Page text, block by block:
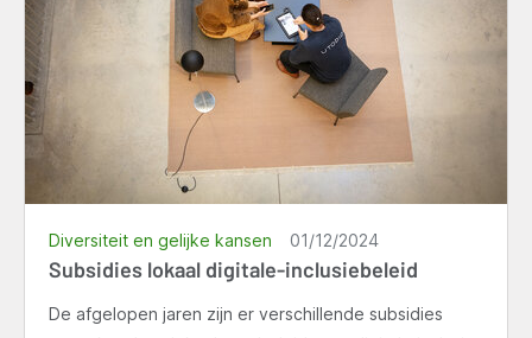
Subsidies lokaal digitale-inclusiebeleid
De afgelopen jaren zijn er verschillende subsidies
Diversiteit en gelijke kansen 01/12/2024